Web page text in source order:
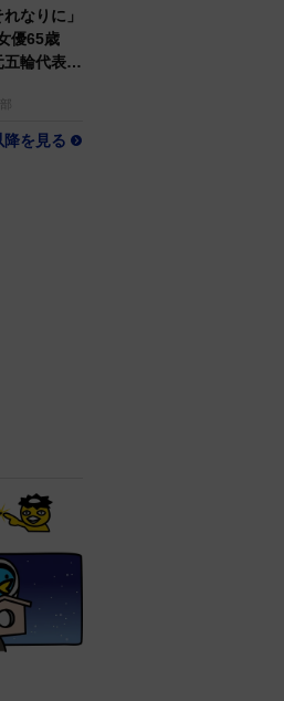
なりに」
優65歳
輪代表と
降を見る